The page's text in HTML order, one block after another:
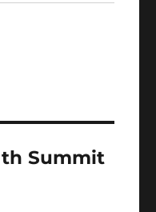
Summit